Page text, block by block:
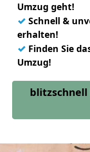
Umzug geht!
✓ Schnell &
erhalten!
✓ Finden Sie
Umzug!
blitzschnell